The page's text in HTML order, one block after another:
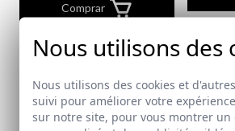
Comprar
Nous utilisons des
Nous utilisons des cookies et
suivi pour améliorer votre
sur notre site, pour vous montrer un